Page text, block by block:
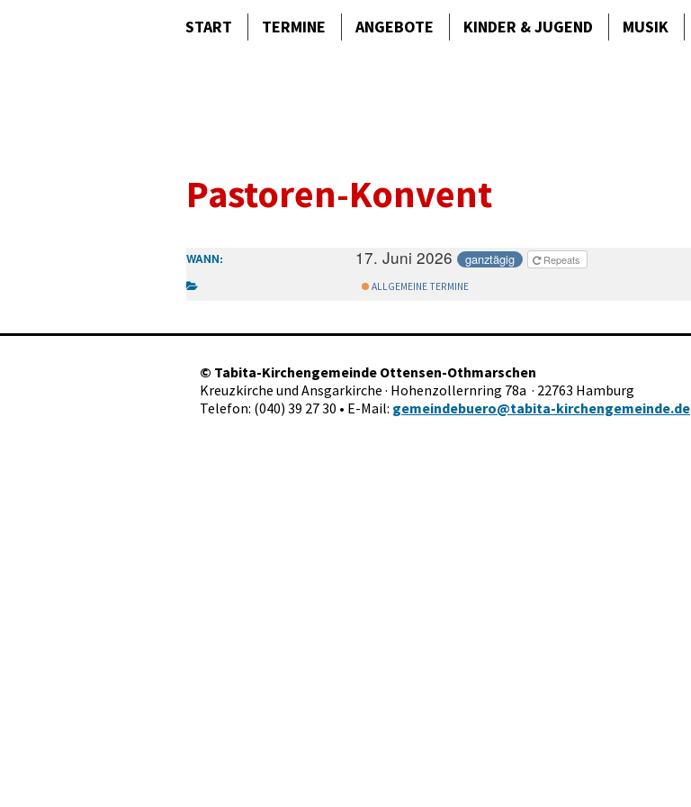
START TERMINE ANGEBOTE KINDER & JUGEND MUSIK
Pastoren-Konvent
WANN: 17. Juni 2026 ganztägig Repeats
ALLGEMEINE TERMINE
© Tabita-Kirchengemeinde Ottensen-Othmarschen
Kreuzkirche und Ansgarkirche · Hohenzollernring 78a · 22763 Hamburg
Telefon: (040) 39 27 30 • E-Mail: gemeindebuero@tabita-kirchengemeinde.de